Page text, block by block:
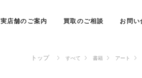
実店舗のご案内 買取のご相談 お問い
トップ すべて 書籍 アート